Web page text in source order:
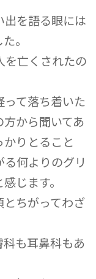
を語る眼には
。
を亡くされたの
て落ち着いた
から聞いてあ
りとること
何よりのグリ
じます。
ちがってわざ
科も耳鼻科もあ